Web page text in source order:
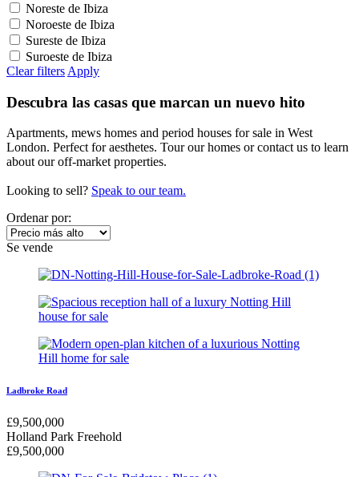
Noreste de Ibiza
Noroeste de Ibiza
Sureste de Ibiza
Suroeste de Ibiza
Clear filters Apply
Descubra las casas que marcan un nuevo hito
Apartments, mews homes and period houses for sale in West
London. Perfect for aesthetes. Tour our homes or contact us to learn
about our off-market properties.
Looking to sell? Speak to our team.
Ordenar por:
Se vende
Ladbroke Road
£9,500,000
Holland Park Freehold
£9,500,000